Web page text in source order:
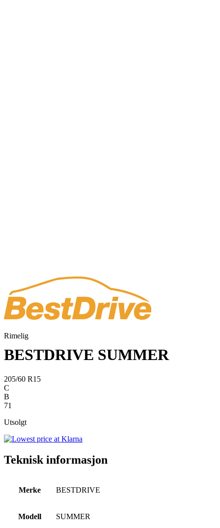
Rimelig
BESTDRIVE SUMMER
205/60 R15
C
B
71
Utsolgt
Teknisk informasjon
Merke BESTDRIVE
Modell SUMMER